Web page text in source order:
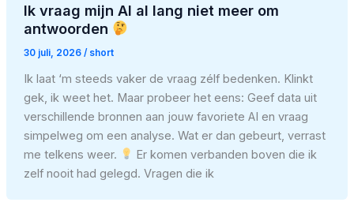
Ik vraag mijn AI al lang niet meer om
antwoorden
30 juli, 2026 / short
Ik laat ‘m steeds vaker de vraag zélf bedenken. Klinkt
gek, ik weet het. Maar probeer het eens: Geef data uit
verschillende bronnen aan jouw favoriete AI en vraag
simpelweg om een analyse. Wat er dan gebeurt, verrast
me telkens weer.
Er komen verbanden boven die ik
zelf nooit had gelegd. Vragen die ik